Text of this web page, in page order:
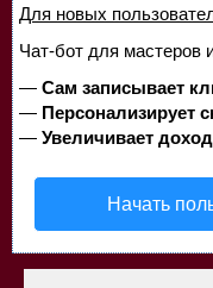
Для новых
Чат-бот для мастеров
— Сам записывает
— Персонализирует
— Увеличивает
Начать